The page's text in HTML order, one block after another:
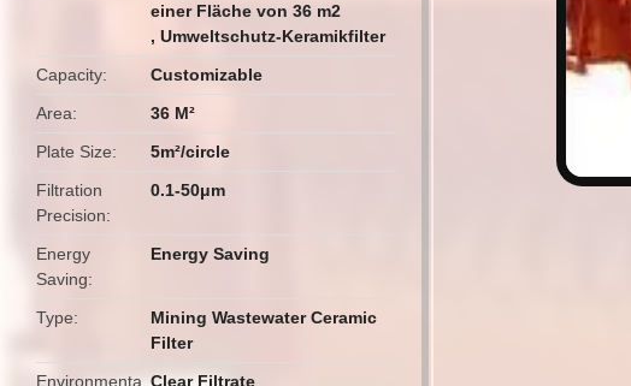
einer Fläche von 36 m2
,Umweltschutz-Keramikfilter
Capacity
Customizable
Area
36 M²
Plate Size
5m²/circle
Filtration
Precision
0.1-50μm
Energy
Saving
Energy Saving
Type
Mining Wastewater Ceramic
Filter
Environmenta Clear Filtrate